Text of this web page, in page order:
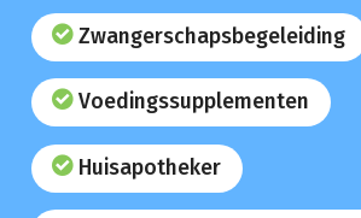
Zwangerschapsbegeleiding
Voedingssupplementen
Huisapotheker